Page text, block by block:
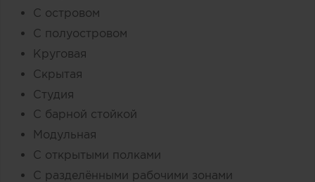
С островом
С полуостровом
Круговая
Скрытая
Студия
С барной стойкой
Модульная
С открытыми полками
С разделёнными рабочими зонами